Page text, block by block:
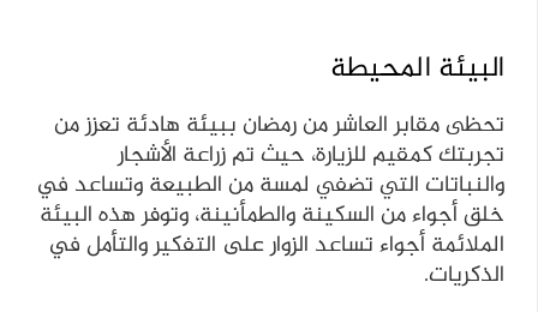
البيئة المحيطة
تحظى مقابر العاشر من رمضان ببيئة هادئة تعزز من
تجربتك كمقيم للزيارة، حيث تم زراعة الأشجار
والنباتات التي تضفي لمسة من الطبيعة وتساعد في
خلق أجواء من السكينة والطمأنينة، وتوفر هذه البيئة
الملائمة أجواء تساعد الزوار على التفكير والتأمل في
الذكريات.